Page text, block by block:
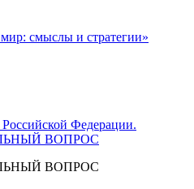
смыслы и стратегии»
Федерации.
ВОПРОС
ВОПРОС